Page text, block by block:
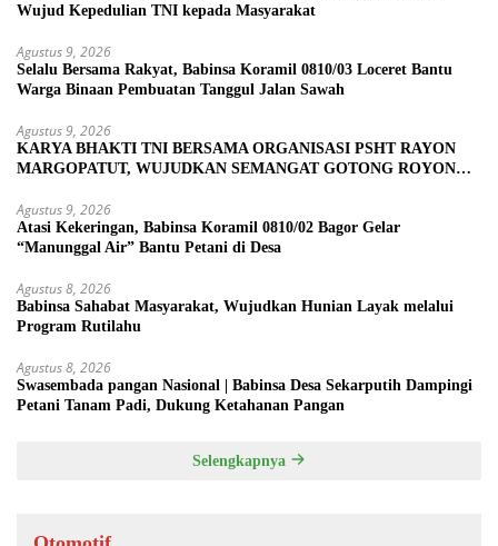
Wujud Kepedulian TNI kepada Masyarakat
Agustus 9, 2026
Selalu Bersama Rakyat, Babinsa Koramil 0810/03 Loceret Bantu
Warga Binaan Pembuatan Tanggul Jalan Sawah
Agustus 9, 2026
KARYA BHAKTI TNI BERSAMA ORGANISASI PSHT RAYON
MARGOPATUT, WUJUDKAN SEMANGAT GOTONG ROYONG
Agustus 9, 2026
Atasi Kekeringan, Babinsa Koramil 0810/02 Bagor Gelar
“Manunggal Air” Bantu Petani di Desa
Agustus 8, 2026
Babinsa Sahabat Masyarakat, Wujudkan Hunian Layak melalui
Program Rutilahu
Agustus 8, 2026
Swasembada pangan Nasional | Babinsa Desa Sekarputih Dampingi
Petani Tanam Padi, Dukung Ketahanan Pangan
Selengkapnya